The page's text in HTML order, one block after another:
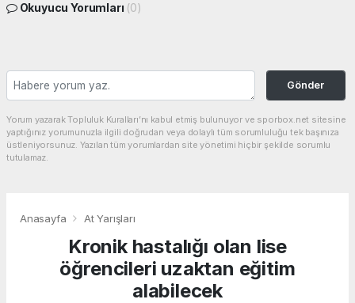
Okuyucu Yorumları (0)
Gönder
Yorum yazarak Topluluk Kuralları’nı kabul etmiş bulunuyor ve sporbox.net sitesine
yaptığınız yorumunuzla ilgili doğrudan veya dolaylı tüm sorumluluğu tek başınıza
üstleniyorsunuz. Yazılan tüm yorumlardan site yönetimi hiçbir şekilde sorumlu
tutulamaz.
Anasayfa At Yarışları
Kronik hastalığı olan lise
öğrencileri uzaktan eğitim
alabilecek